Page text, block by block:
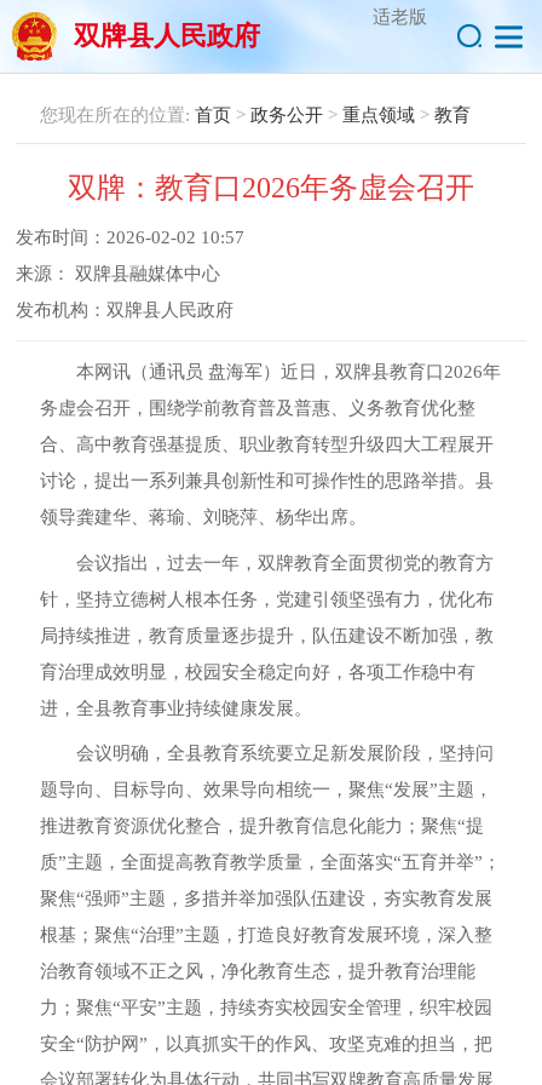
适老版
双牌县人民政府
您现在所在的位置: 首页 > 政务公开 > 重点领域 > 教育
双牌：教育口2026年务虚会召开
发布时间： 2026-02-02 10:57
来源： 双牌县融媒体中心
发布机构： 双牌县人民政府
本网讯（通讯员 盘海军）近日，双牌县教育口2026年
务虚会召开，围绕学前教育普及普惠、义务教育优化整
合、高中教育强基提质、职业教育转型升级四大工程展开
讨论，提出一系列兼具创新性和可操作性的思路举措。 县
领导龚建华、蒋瑜、刘晓萍、杨华出席。
会议指出，过去一年，双牌教育全面贯彻党的教育方
针，坚持立德树人根本任务，党建引领坚强有力，优化布
局持续推进，教育质量逐步提升，队伍建设不断加强，教
育治理成效明显，校园安全稳定向好，各项工作稳中有
进，全县教育事业持续健康发展。
会议明确，全县教育系统要立足新发展阶段，坚持问
题导向、目标导向、效果导向相统一， 聚焦“发展”主题，
推进教育资源优化整合，提升教育信息化能力；聚焦“提
质”主题，全面提高教育教学质量，全面落实“五育并举”；
聚焦“强师”主题，多措并举加强队伍建设，夯实教育发展
根基；聚焦“治理”主题，打造良好教育发展环境，深入整
治教育领域不正之风，净化教育生态，提升教育治理能
力；聚焦“平安”主题，持续夯实校园安全管理，织牢校园
安全“防护网” ，以真抓实干的作风、攻坚克难的担当，把
会议部署转化为具体行动，共同书写双牌教育高质量发展